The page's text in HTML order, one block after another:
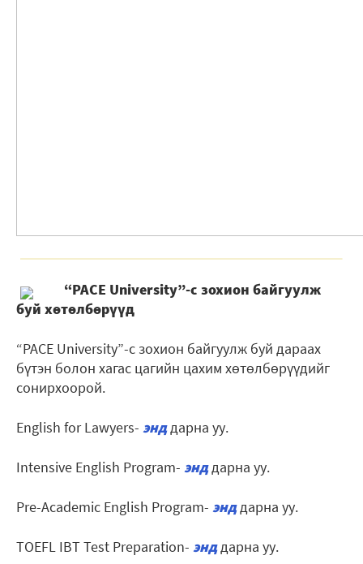
“PACE University”-с зохион байгуулж
буй хөтөлбөрүүд
“PACE University”-с зохион байгуулж буй дараах
бүтэн болон хагас цагийн цахим хөтөлбөрүүдийг
сонирхоорой.
English for Lawyers- энддарна уу.
Intensive English Program- энддарна уу.
Pre-Academic English Program- энддарна уу.
TOEFL IBT Test Preparation- энддарна уу.